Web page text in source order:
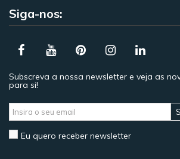
Siga-nos:
Subscreva a nossa newsletter e veja as
para si!
Eu quero receber newsletter